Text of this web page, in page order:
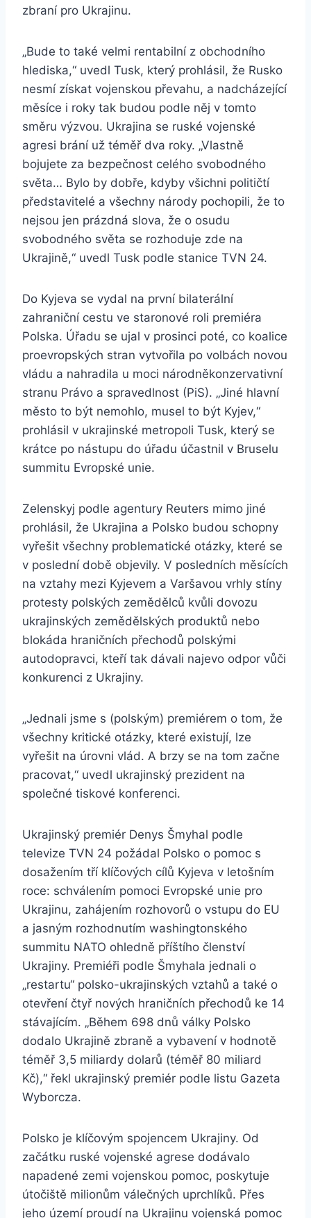
zbraní pro Ukrajinu.
„Bude to také velmi rentabilní z obchodního
hlediska,“ uvedl Tusk, který prohlásil, že Rusko
nesmí získat vojenskou převahu, a nadcházející
měsíce i roky tak budou podle něj v tomto
směru výzvou. Ukrajina se ruské vojenské
agresi brání už téměř dva roky. „Vlastně
bojujete za bezpečnost celého svobodného
světa… Bylo by dobře, kdyby všichni političtí
představitelé a všechny národy pochopili, že to
nejsou jen prázdná slova, že o osudu
svobodného světa se rozhoduje zde na
Ukrajině,“ uvedl Tusk podle stanice TVN 24.
Do Kyjeva se vydal na první bilaterální
zahraniční cestu ve staronové roli premiéra
Polska. Úřadu se ujal v prosinci poté, co koalice
proevropských stran vytvořila po volbách novou
vládu a nahradila u moci národněkonzervativní
stranu Právo a spravedlnost (PiS). „Jiné hlavní
město to být nemohlo, musel to být Kyjev,“
prohlásil v ukrajinské metropoli Tusk, který se
krátce po nástupu do úřadu účastnil v Bruselu
summitu Evropské unie.
Zelenskyj podle agentury Reuters mimo jiné
prohlásil, že Ukrajina a Polsko budou schopny
vyřešit všechny problematické otázky, které se
v poslední době objevily. V posledních měsících
na vztahy mezi Kyjevem a Varšavou vrhly stíny
protesty polských zemědělců kvůli dovozu
ukrajinských zemědělských produktů nebo
blokáda hraničních přechodů polskými
autodopravci, kteří tak dávali najevo odpor vůči
konkurenci z Ukrajiny.
„Jednali jsme s (polským) premiérem o tom, že
všechny kritické otázky, které existují, lze
vyřešit na úrovni vlád. A brzy se na tom začne
pracovat,“ uvedl ukrajinský prezident na
společné tiskové konferenci.
Ukrajinský premiér Denys Šmyhal podle
televize TVN 24 požádal Polsko o pomoc s
dosažením tří klíčových cílů Kyjeva v letošním
roce: schválením pomoci Evropské unie pro
Ukrajinu, zahájením rozhovorů o vstupu do EU
a jasným rozhodnutím washingtonského
summitu NATO ohledně příštího členství
Ukrajiny. Premiéři podle Šmyhala jednali o
„restartu“ polsko-ukrajinských vztahů a také o
otevření čtyř nových hraničních přechodů ke 14
stávajícím. „Během 698 dnů války Polsko
dodalo Ukrajině zbraně a vybavení v hodnotě
téměř 3,5 miliardy dolarů (téměř 80 miliard
Kč),“ řekl ukrajinský premiér podle listu Gazeta
Wyborcza.
Polsko je klíčovým spojencem Ukrajiny. Od
začátku ruské vojenské agrese dodávalo
napadené zemi vojenskou pomoc, poskytuje
útočiště milionům válečných uprchlíků. Přes
jeho území proudí na Ukrajinu vojenská pomoc